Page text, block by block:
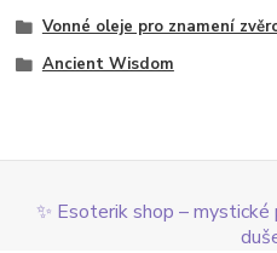
Vonné oleje pro znamení
Ancient Wisdom
✨ Esoterik shop –